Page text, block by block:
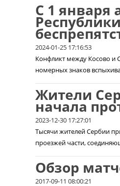
С 1
2024-01-25 17:16:53
Конфликт между Косово и
номерных знаков
Жители
начала
2023-12-30 17:27:01
Тысячи жителей Сербии
проезжей части,
Обзор
2017-09-11 08:00:21